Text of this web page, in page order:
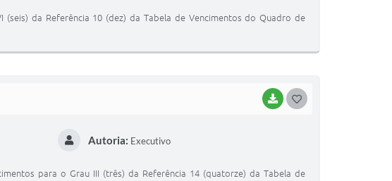
I
da Referência 10 (dez) da Tabela de Vencimentos do Quadro de
BAIXAR
Autoria: Executivo
para o Grau III (três) da Referência 14 (quatorze) da Tabela de